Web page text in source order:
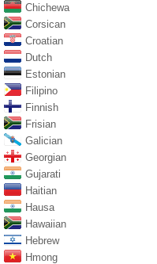
Chichewa
Corsican
Croatian
Dutch
Estonian
Filipino
Finnish
Frisian
Galician
Georgian
Gujarati
Haitian
Hausa
Hawaiian
Hebrew
Hmong